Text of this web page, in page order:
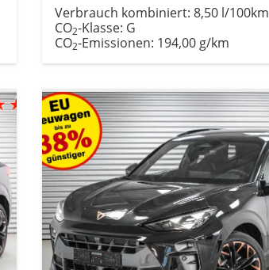
Verbrauch kombiniert: 8,50 l/100km
CO2-Klasse: G
CO2-Emissionen: 194,00 g/km